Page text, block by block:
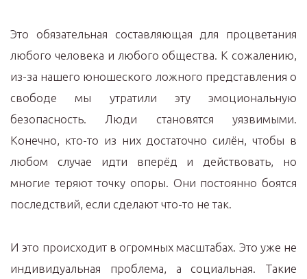
Это обязательная составляющая для процветания
любого человека и любого общества. К сожалению,
из-за нашего юношеского ложного представления о
свободе мы утратили эту эмоциональную
безопасность. Люди становятся уязвимыми.
Конечно, кто-то из них достаточно силён, чтобы в
любом случае идти вперёд и действовать, но
многие теряют точку опоры. Они постоянно боятся
последствий, если сделают что-то не так.
И это происходит в огромных масштабах. Это уже не
индивидуальная проблема, а социальная. Такие